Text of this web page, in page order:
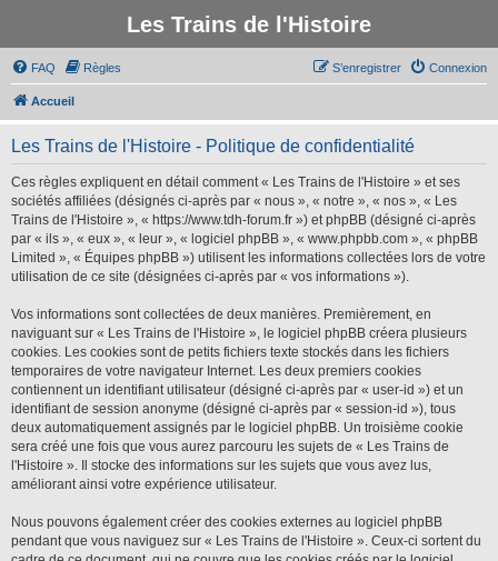
Les Trains de l'Histoire
FAQ Règles Connexion
S’enregistrer
Accueil
Les Trains de l'Histoire - Politique de confidentialité
Ces règles expliquent en détail comment « Les Trains de l'Histoire » et ses
sociétés affiliées (désignés ci-après par « nous », « notre », « nos », « Les
Trains de l'Histoire », « https://www.tdh-forum.fr ») et phpBB (désigné ci-après
par « ils », « eux », « leur », « logiciel phpBB », « www.phpbb.com », « phpBB
Limited », « Équipes phpBB ») utilisent les informations collectées lors de votre
utilisation de ce site (désignées ci-après par « vos informations »).
Vos informations sont collectées de deux manières. Premièrement, en
naviguant sur « Les Trains de l'Histoire », le logiciel phpBB créera plusieurs
cookies. Les cookies sont de petits fichiers texte stockés dans les fichiers
temporaires de votre navigateur Internet. Les deux premiers cookies
contiennent un identifiant utilisateur (désigné ci-après par « user-id ») et un
identifiant de session anonyme (désigné ci-après par « session-id »), tous
deux automatiquement assignés par le logiciel phpBB. Un troisième cookie
sera créé une fois que vous aurez parcouru les sujets de « Les Trains de
l'Histoire ». Il stocke des informations sur les sujets que vous avez lus,
améliorant ainsi votre expérience utilisateur.
Nous pouvons également créer des cookies externes au logiciel phpBB
pendant que vous naviguez sur « Les Trains de l'Histoire ». Ceux-ci sortent du